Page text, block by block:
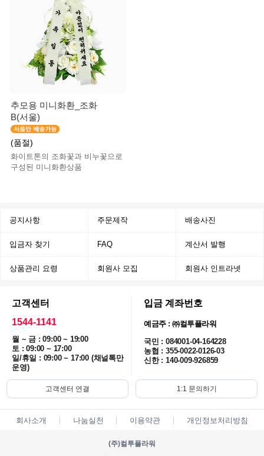
추모용 미니화환_조화
B(서울)
(품절)
화이트톤의 조화꽃과 비누꽃으로
구성된 미니화환상품
공지사항 주문제작 배송사진
입금자 찾기 FAQ 계산서 발행
상품관리 요령 회원사 모집 회원사 인트라넷
고객센터
1544-1141
월 ~ 금 : 09:00 ~ 19:00
토 : 09:00 ~ 17:00
일/휴일 : 09:00 ~ 17:00 (채널톡만
운영)
입금 계좌번호
예금주 : ㈜컬투플라워
국민 : 084001-04-164228
농협 : 355-0022-0126-03
신한 : 140-009-926859
고객센터 연결 1:1 문의하기
회사소개 나눔실천 이용약관 개인정보처리방침
(주)컬투플라워